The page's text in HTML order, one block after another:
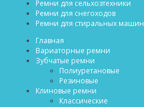
Ремни для сельхозтехники
Ремни для снегоходов
Ремни для стиральных машин
Главная
Вариаторные ремни
Зубчатые ремни
Полиуретановые
Резиновые
Клиновые ремни
Классические